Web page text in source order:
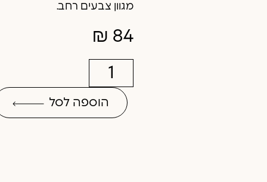
מגוון צבעים רחב.
₪ 84
הוספה לסל